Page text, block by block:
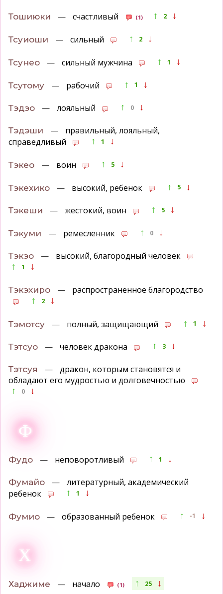
Тошиюки — счастливый (1) ↑ 2 ↓
Тсуиоши — сильный ↑ 2 ↓
Тсунео — сильный мужчина ↑ 1 ↓
Тсутому — рабочий ↑ 1 ↓
Тэдэо — лояльный ↑ 0 ↓
Тэдэши —
правильный, лояльный,
справедливый
↑ 1 ↓
Тэкео — воин ↑ 5 ↓
Тэкехико — высокий, ребенок ↑ 5 ↓
Тэкеши — жестокий, воин ↑ 5 ↓
Тэкуми — ремесленник ↑ 0 ↓
Тэкэо — высокий, благородный человек
↑ 1 ↓
Тэкэхиро — распространенное благородство
↑ 2 ↓
Тэмотсу — полный, защищающий ↑ 1 ↓
Тэтсуо — человек дракона ↑ 3 ↓
Тэтсуя —
дракон, которым становятся и
обладают его мудростью и долговечностью
↑ 0 ↓
Ф
Фудо — неповоротливый ↑ 1 ↓
Фумайо —
литературный, академический
ребенок
↑ 1 ↓
Фумио — образованный ребенок ↑ -1 ↓
Х
Хаджиме — начало (1) ↑ 25 ↓